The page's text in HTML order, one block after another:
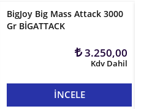
BigJoy Big Mass Attack 3000
Gr BİGATTACK
3.250,00
Kdv Dahil
İNCELE